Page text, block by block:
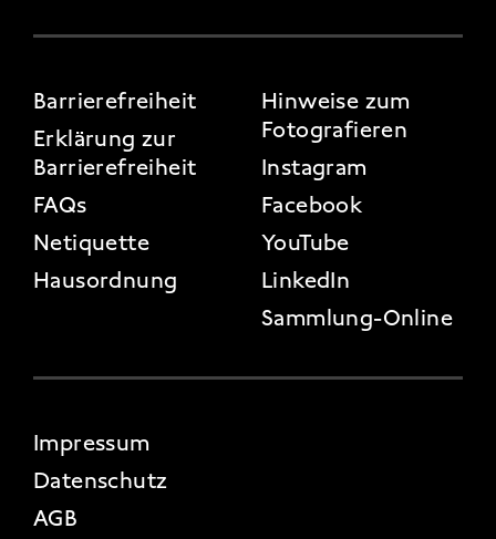
FOOTER 3
Barrierefreiheit
Erklärung zur
Barrierefreiheit
FAQs
Netiquette
Hausordnung
Hinweise zum
Fotografieren
Instagram
Facebook
YouTube
LinkedIn
Sammlung-Online
FOOTER 4
Impressum
Datenschutz
AGB